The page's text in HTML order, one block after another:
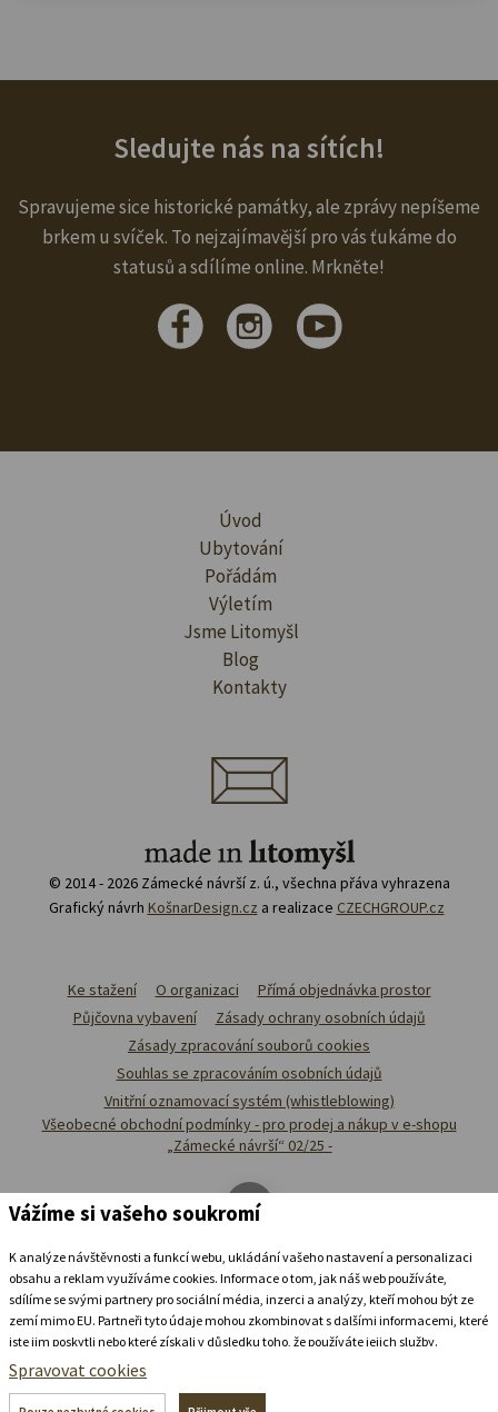
Ubytovat se v
Sledujte nás na sítích!
Spravujeme sice historické památky, ale zprávy nepíšeme
brkem u svíček. To nejzajímavější pro vás ťukáme do
statusů a sdílíme online. Mrkněte!
Úvod
Ubytování
Pořádám
Výletím
Jsme Litomyšl
Blog
Kontakty
© 2014 - 2026 Zámecké návrší z. ú., všechna přáva vyhrazena
Grafický návrh KošnarDesign.cz a realizace CZECHGROUP.cz
Ke stažení O organizaci
Přímá objednávka prostor
Půjčovna vybavení
Zásady ochrany osobních údajů
Zásady zpracování souborů cookies
Souhlas se zpracováním osobních údajů
Vnitřní oznamovací systém (whistleblowing)
Všeobecné obchodní podmínky - pro prodej a nákup v e-shopu
„Zámecké návrší“ 02/25 -
Vážíme si vašeho soukromí
K analýze návštěvnosti a funkcí webu, ukládání vašeho nastavení a personalizaci
obsahu a reklam využíváme cookies. Informace o tom, jak náš web používáte,
sdílíme se svými partnery pro sociální média, inzerci a analýzy, kteří mohou být ze
zemí mimo EU. Partneři tyto údaje mohou zkombinovat s dalšími informacemi, které
jste jim poskytli nebo které získali v důsledku toho, že používáte jejich služby.
Podrobné informace
Spravovat cookies